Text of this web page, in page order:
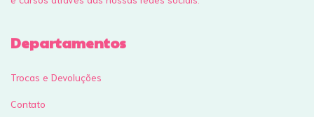
Departamentos
Trocas e Devoluções
Contato